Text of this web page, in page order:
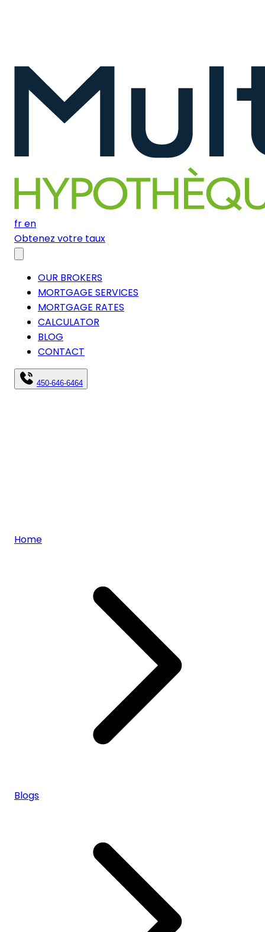
fren
Obtenez votre taux
OUR BROKERS
MORTGAGE SERVICES
MORTGAGE RATES
CALCULATOR
BLOG
CONTACT
450-646-6464
Home
Blogs